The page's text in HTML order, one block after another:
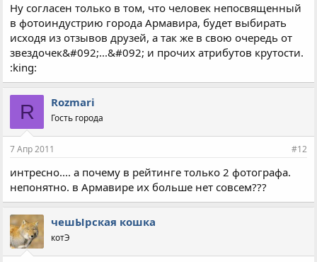
Ну согласен только в том, что человек непосвященный
в фотоиндустрию города Армавира, будет выбирать
исходя из отзывов друзей, а так же в свою очередь от
звездочек&#092;...&#092; и прочих атрибутов крутости.
:king:
R Rozmari
Гость города
7 Апр 2011 #12
интресно.... а почему в рейтинге только 2 фотографа.
непонятно. в Армавире их больше нет совсем???
чешЫрская кошка
котЭ